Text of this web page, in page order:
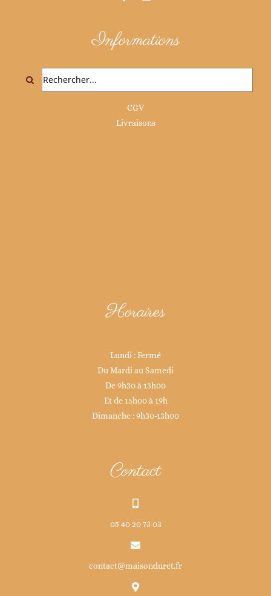
Informations
Rechercher:
CGV
Livraisons
Horaires
Lundi : Fermé
Du Mardi au Samedi
De 9h30 à 13h00
Et de 15h00 à 19h
Dimanche : 9h30-13h00
Contact
05 40 20 73 03
contact@maisonduret.fr